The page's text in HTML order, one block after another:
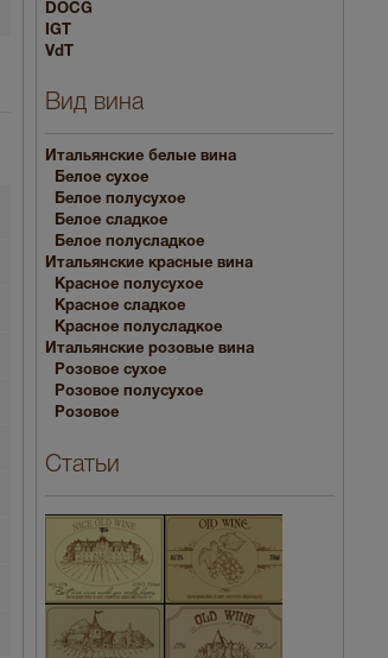
DOCG
IGT
VdT
Вид вина
Итальянские белые вина
Белое сухое
Белое полусухое
Белое сладкое
Белое полусладкое
Итальянские красные вина
Красное полусухое
Красное сладкое
Красное полусладкое
Итальянские розовые вина
Розовое сухое
Розовое полусухое
Розовое
Статьи